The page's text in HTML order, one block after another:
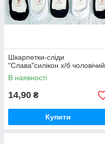
Шкарпетки-сліди
"Слава"силікон х/б чоловічий
В наявності
14,90 ₴
Купити